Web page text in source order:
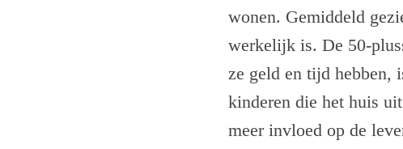
wonen. Gemiddeld
werkelijk is. De 50-
ze geld en tijd hebben,
kinderen die het huis
meer invloed op de